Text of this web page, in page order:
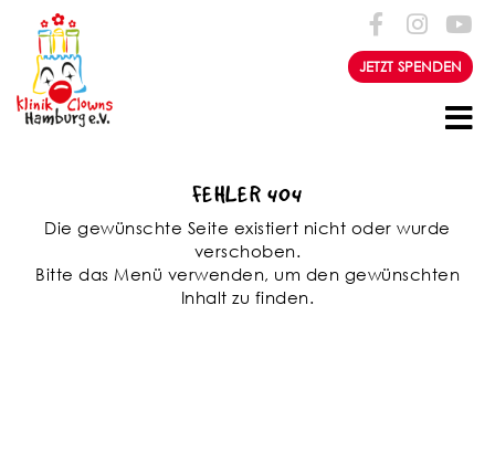
Zum Inhalt springen
JETZT SPENDEN
FEHLER 404
Die gewünschte Seite existiert nicht oder wurde
verschoben.
Bitte das Menü verwenden, um den gewünschten
Inhalt zu finden.